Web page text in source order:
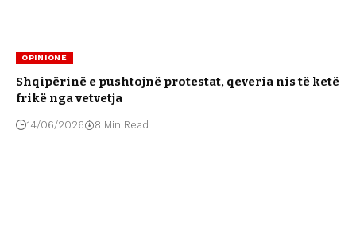
OPINIONE
Shqipërinë e pushtojnë protestat, qeveria nis të ketë
frikë nga vetvetja
14/06/2026 8 Min Read